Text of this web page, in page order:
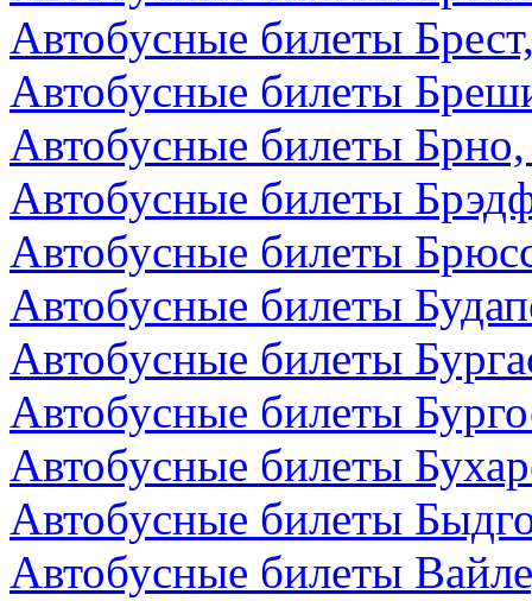
Автобусные билеты
Автобусные билеты
Автобусные билеты
Автобусные билеты
Автобусные билеты
Автобусные билеты
Автобусные билеты
Автобусные билеты
Автобусные билеты
Автобусные билеты
Автобусные билеты